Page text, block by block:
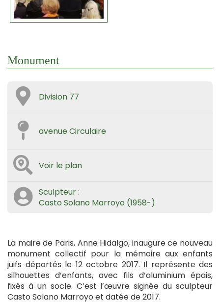
Monument
Division 77
avenue Circulaire
Voir le plan
Sculpteur :
Casto Solano Marroyo (1958-)
La maire de Paris, Anne Hidalgo, inaugure ce nouveau
monument collectif pour la mémoire aux enfants
juifs déportés le 12 octobre 2017. Il représente des
silhouettes d’enfants, avec fils d’aluminium épais,
fixés à un socle. C’est l’œuvre signée du sculpteur
Casto Solano Marroyo et datée de 2017.